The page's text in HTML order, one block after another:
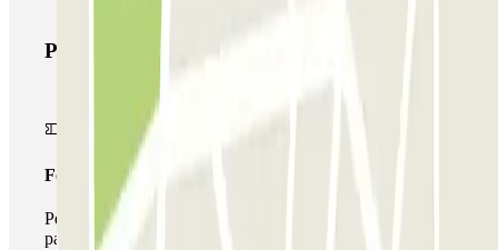
Produits Parclick
Forfait Simple
Pendant votre séjour, vous ne pourrez entrer et sortir du
parking qu'une seule fois